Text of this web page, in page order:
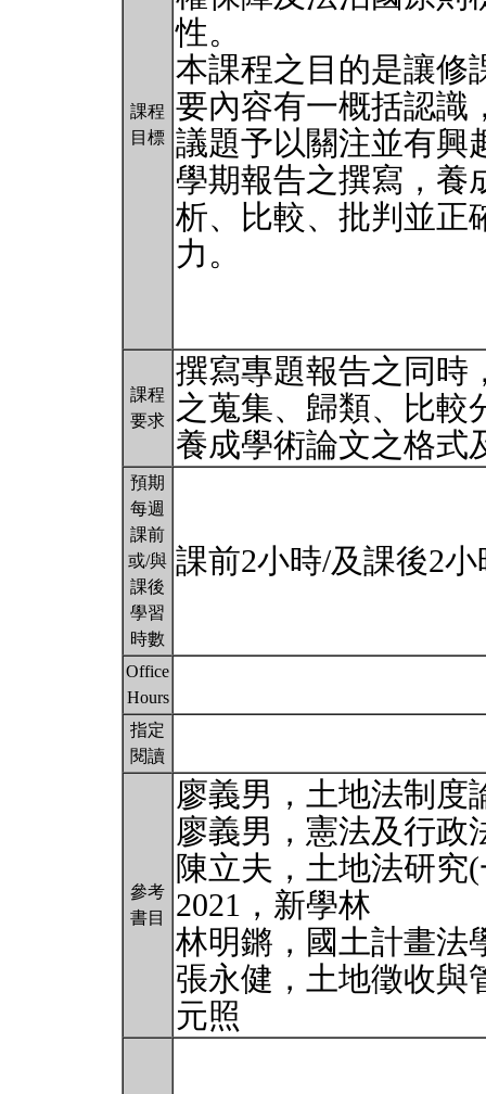
課程
目標
性。
本課程之目的是讓修
要內容有一概括認識
議題予以關注並有興
學期報告之撰寫，養
析、比較、批判並正
力。
課程
要求
撰寫專題報告之同時
之蒐集、歸類、比較
養成學術論文之格
預期
每週
課前
或/與
課後
學習
時數
課前2小時/及課後2
Office
Hours
指定
閱讀
參考
書目
廖義男，土地法制度
廖義男，憲法及行政
陳立夫，土地法研究
2021，新學林
林明鏘，國土計畫法
張永健，土地徵收與
元照